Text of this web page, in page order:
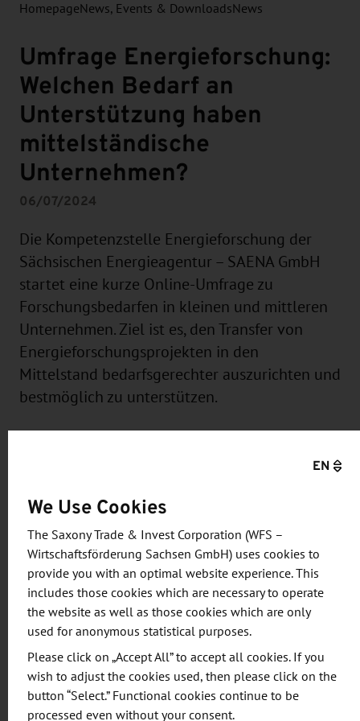
HomepageNews, Events & DownloadsNews
Umfrage Energieforschung:
Welchen Bedarf an
Unterstützung haben
mittelständische
Unternehmen?
06/07/2024
Die Kompetenzstelle Energieforschung der
Sächsischen Energieagentur – SAENA GmbH
startet eine kurze Online-Umfrage zu
Forschungsbedarfen in kleinen und mittleren
Unternehmen. Ziel ist es, den Transfer von
Energieforschungsprojekten in den
Mittelstand bedarfsgerechter auszurichten und
bestmöglich zu unterstützen.
Mittelständler? Wie kann die Wirtschaft besser in
werden? Wo können die SAENA und ihre Partner
vermitteln und unterstützen?
Die Ergebnisse der nachfolgenden kurzen Umfrage
sollen genutzt werden, um:
Energieforschungsbedarfe von kleinen und
mittleren Unternehmen (KMU) zu erheben,
die ermittelten Bedarfe mit den zuständigen
EN
We Use Cookies
The Saxony Trade & Invest Corporation (WFS –
Wirtschaftsförderung Sachsen GmbH) uses cookies to
provide you with an optimal website experience. This
includes those cookies which are necessary to operate
the website as well as those cookies which are only
used for anonymous statistical purposes.
Please click on „Accept All” to accept all cookies. If you
wish to adjust the cookies used, then please click on the
button “Select.” Functional cookies continue to be
processed even without your consent.